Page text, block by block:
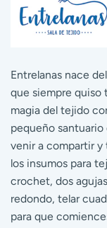
Entrelanas nace
que siempre quiso
magia del tejido
pequeño
venir a compartir y
los insumos para
crochet, dos
redondo, telar
para que